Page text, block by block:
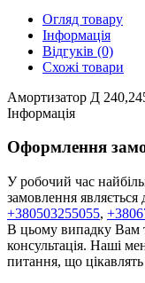
Огляд товару
Інформація
Відгуків (0)
Схожі товари
Амортизатор Д
Інформація
Оформлення
У робочий час
замовлення
+380503255055,
В цьому випадку Вам
консультація. Наші
питання, що